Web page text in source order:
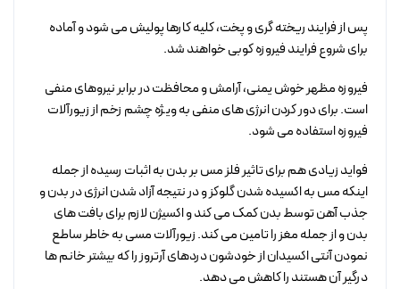
پس از فرایند ریخته گری و پخت، کلیه کارها پولیش می شود و آماده
برای شروع فرایند فیروزه کوبی خواهند شد.
فیروزه مظهر خوش یمنی، آرامش و محافظت در برابر نیروهای منفی
است. برای دور کردن انرژی های منفی به ویژه چشم زخم از زیورآلات
فیروزه استفاده می شود.
فواید زیادی هم برای تاثیر فلز مس بر بدن به اثبات رسیده از جمله
اینکه مس به اکسیده شدن گلوکز و در نتیجه آزاد شدن انرژی در بدن و
جذب آهن توسط بدن کمک می کند و اکسیژن لازم برای بافت های
بدن و از جمله مغز را تامین می کند. زیورآلات مسی به خاطر ساطع
نمودن آنتی اکسیدان از خودشون دردهای آرتروز را که بیشتر خانم ها
درگیر آن هستند را کاهش می دهد.